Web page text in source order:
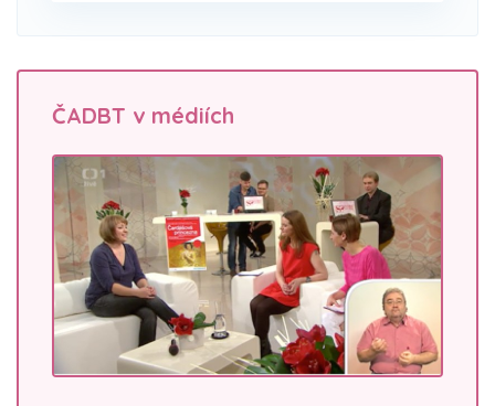
ČADBT v médiích